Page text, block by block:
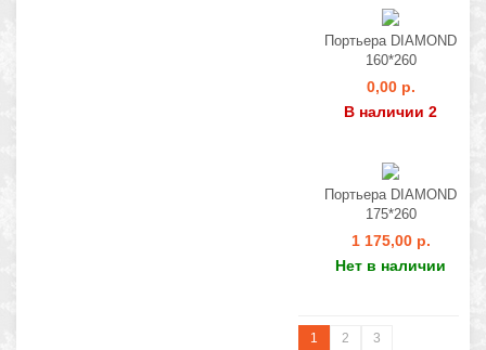
Портьера DIAMOND
160*260
0,00 р.
В наличии 2
Портьера DIAMOND
175*260
1 175,00 р.
Нет в наличии
1 2 3